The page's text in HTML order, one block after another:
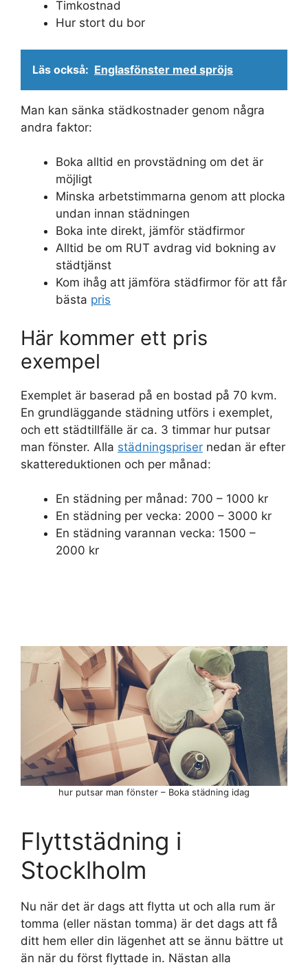
Timkostnad
Hur stort du bor
Läs också: Englasfönster med spröjs
Man kan sänka städkostnader genom några
andra faktor:
Boka alltid en provstädning om det är
möjligt
Minska arbetstimmarna genom att plocka
undan innan städningen
Boka inte direkt, jämför städfirmor
Alltid be om RUT avdrag vid bokning av
städtjänst
Kom ihåg att jämföra städfirmor för att får
bästa pris
Här kommer ett pris
exempel
Exemplet är baserad på en bostad på 70 kvm.
En grundläggande städning utförs i exemplet,
och ett städtillfälle är ca. 3 timmar hur putsar
man fönster. Alla städningspriser nedan är efter
skattereduktionen och per månad:
En städning per månad: 700 – 1000 kr
En städning per vecka: 2000 – 3000 kr
En städning varannan vecka: 1500 –
2000 kr
Flyttstädning i
Stocklholm
Nu när det är dags att flytta ut och alla rum är
tomma (eller nästan tomma) är det dags att få
ditt hem eller din lägenhet att se ännu bättre ut
än när du först flyttade in. Nästan alla
hur putsar man fönster – Boka städning idag